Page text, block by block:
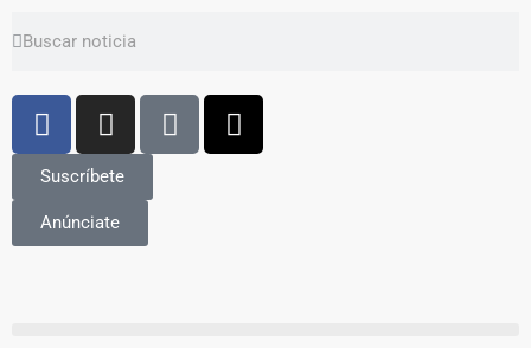
Suscríbete
Anúnciate